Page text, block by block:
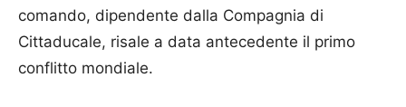
comando, dipendente dalla Compagnia di
Cittaducale, risale a data antecedente il primo
conflitto mondiale.